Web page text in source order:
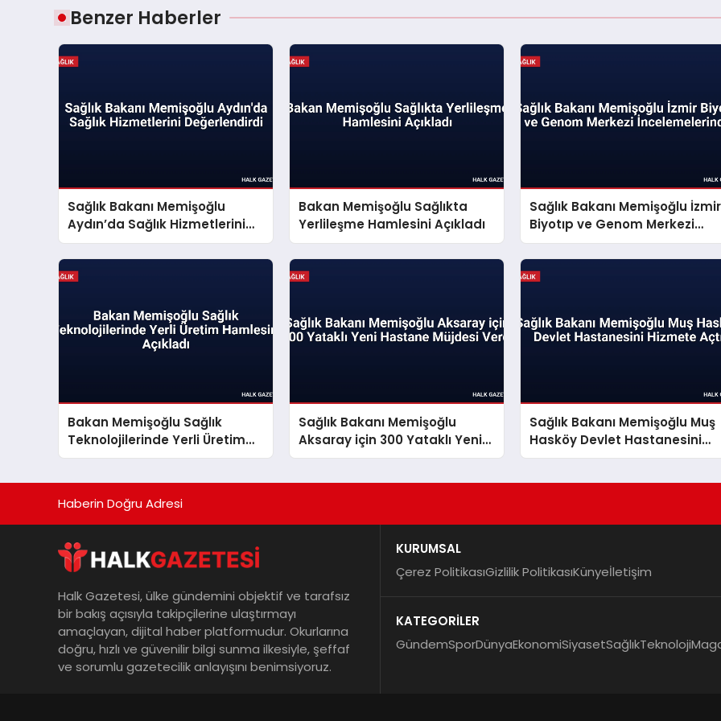
Benzer Haberler
Sağlık Bakanı Memişoğlu
Aydın’da Sağlık Hizmetlerini
Değerlendirdi
Bakan Memişoğlu Sağlıkta
Yerlileşme Hamlesini Açıkladı
Sağlık Bakanı Memişoğlu İzmir
Biyotıp ve Genom Merkezi
İncelemelerinde
Bakan Memişoğlu Sağlık
Teknolojilerinde Yerli Üretim
Hamlesini Açıkladı
Sağlık Bakanı Memişoğlu
Aksaray için 300 Yataklı Yeni
Hastane Müjdesi Verdi
Sağlık Bakanı Memişoğlu Muş
Hasköy Devlet Hastanesini
Hizmete Açtı
Haberin Doğru Adresi
Halk Gazetesi, ülke gündemini objektif ve tarafsız
bir bakış açısıyla takipçilerine ulaştırmayı
amaçlayan, dijital haber platformudur. Okurlarına
doğru, hızlı ve güvenilir bilgi sunma ilkesiyle, şeffaf
ve sorumlu gazetecilik anlayışını benimsiyoruz.
KURUMSAL
Çerez PolitikasıGizlilik PolitikasıKünyeİletişim
KATEGORİLER
GündemSporDünyaEkonomiSiyasetSağlıkTeknoloji